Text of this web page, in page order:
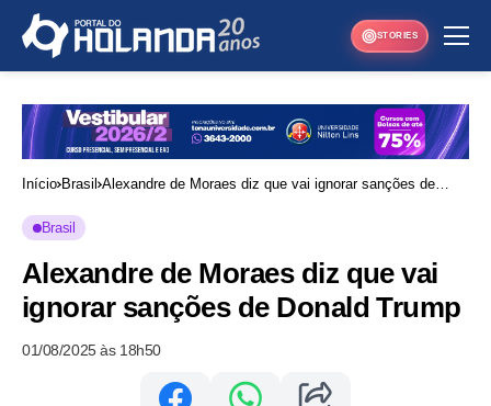
STORIES
Início Brasil Alexandre de Moraes diz que vai ignorar sanções de
Brasil
Alexandre de Moraes diz que vai
ignorar sanções de Donald Trump
01/08/2025 às 18h50